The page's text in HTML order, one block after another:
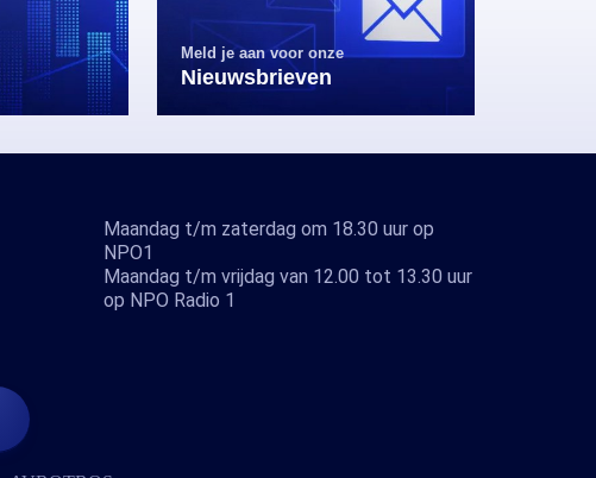
Meld je aan voor onze
Nieuwsbrieven
Maandag t/m zaterdag om 18.30 uur op
NPO1
Maandag t/m vrijdag van 12.00 tot 13.30 uur
op NPO Radio 1